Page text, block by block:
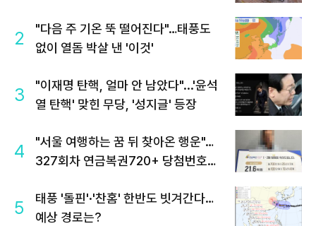
2
"다음 주 기온 뚝 떨어진다"…태풍도
없이 열돔 박살 낸 '이것'
3
"이재명 탄핵, 얼마 안 남았다"...'윤석
열 탄핵' 맞힌 무당, '성지글' 등장
4
"서울 여행하는 꿈 뒤 찾아온 행운"…
327회차 연금복권720+ 당첨번호조
5
태풍 '돌핀'·'찬홈' 한반도 빗겨간다…
예상 경로는?